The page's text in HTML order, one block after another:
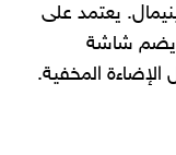
يعتمد على
يضم شاشة
المخفية.